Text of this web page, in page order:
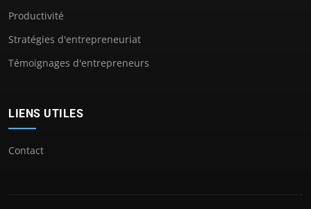
Productivité
Stratégies d'entrepreneuriat
Témoignages d'entrepreneurs
LIENS UTILES
Contact